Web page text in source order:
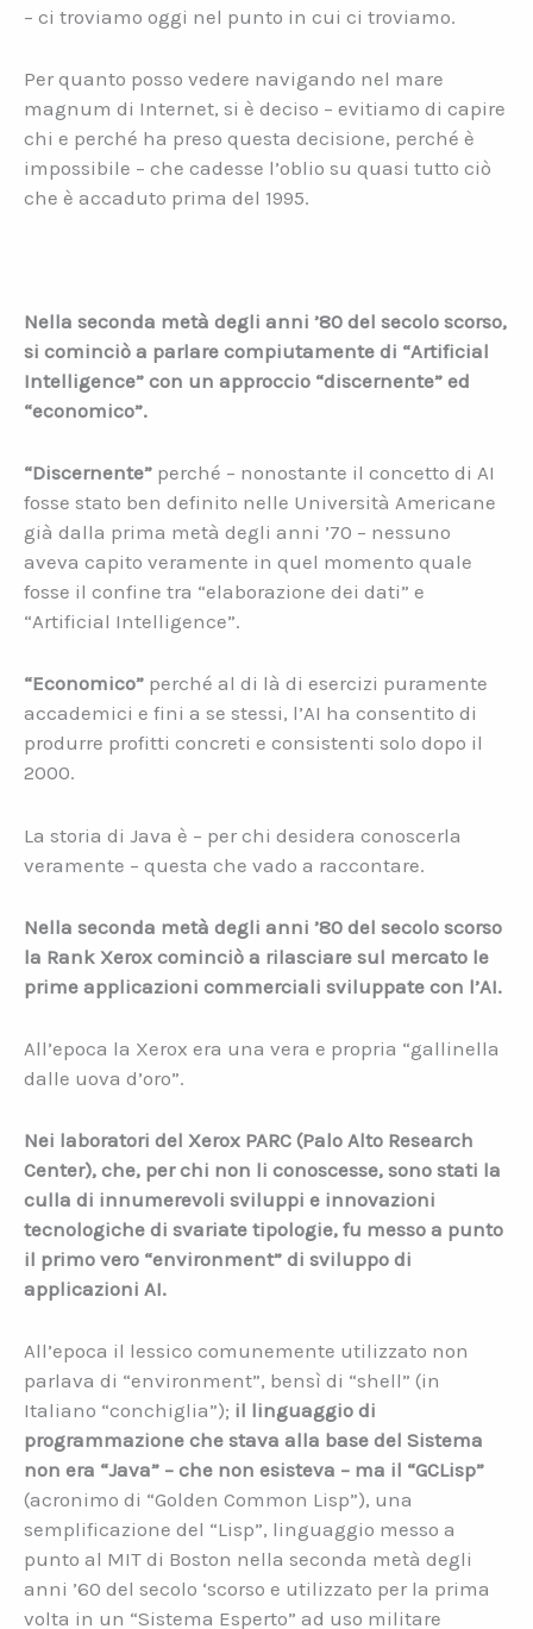
– ci troviamo oggi nel punto in cui ci troviamo.
Per quanto posso vedere navigando nel mare
magnum di Internet, si è deciso – evitiamo di capire
chi e perché ha preso questa decisione, perché è
impossibile – che cadesse l’oblio su quasi tutto ciò
che è accaduto prima del 1995.
Nella seconda metà degli anni ’80 del secolo scorso,
si cominciò a parlare compiutamente di “Artificial
Intelligence” con un approccio “discernente” ed
“economico”.
“Discernente” perché – nonostante il concetto di AI
fosse stato ben definito nelle Università Americane
già dalla prima metà degli anni ’70 – nessuno
aveva capito veramente in quel momento quale
fosse il confine tra “elaborazione dei dati” e
“Artificial Intelligence”.
“Economico” perché al di là di esercizi puramente
accademici e fini a se stessi, l’AI ha consentito di
produrre profitti concreti e consistenti solo dopo il
2000.
La storia di Java è – per chi desidera conoscerla
veramente – questa che vado a raccontare.
Nella seconda metà degli anni ’80 del secolo scorso
la Rank Xerox cominciò a rilasciare sul mercato le
prime applicazioni commerciali sviluppate con l’AI.
All’epoca la Xerox era una vera e propria “gallinella
dalle uova d’oro”.
Nei laboratori del Xerox PARC (Palo Alto Research
Center), che, per chi non li conoscesse, sono stati la
culla di innumerevoli sviluppi e innovazioni
tecnologiche di svariate tipologie, fu messo a punto
il primo vero “environment” di sviluppo di
applicazioni AI.
All’epoca il lessico comunemente utilizzato non
parlava di “environment”, bensì di “shell” (in
Italiano “conchiglia”); il linguaggio di
programmazione che stava alla base del Sistema
non era “Java” – che non esisteva – ma il “GCLisp”
(acronimo di “Golden Common Lisp”), una
semplificazione del “Lisp”, linguaggio messo a
punto al MIT di Boston nella seconda metà degli
anni ’60 del secolo ‘scorso e utilizzato per la prima
volta in un “Sistema Esperto” ad uso militare